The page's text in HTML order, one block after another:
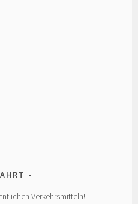
Verkehrsmitteln!